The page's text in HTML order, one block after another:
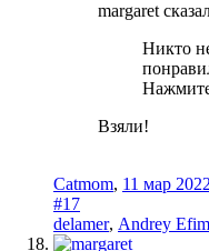
margaret
Никто
Взяли!
Catmom, 11 мар
#17
delamer, Andrey